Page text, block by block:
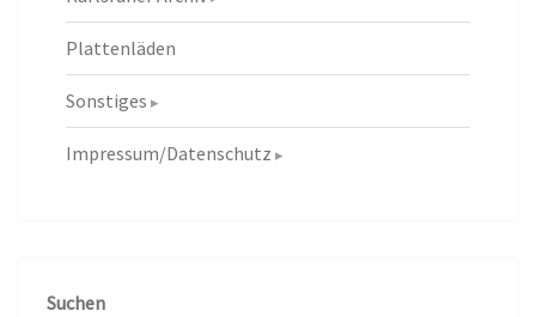
Plattenläden
Sonstiges
Impressum/Datenschutz
Suchen